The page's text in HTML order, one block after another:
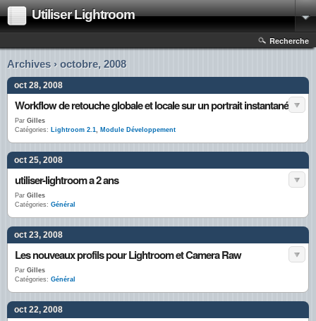
Utiliser Lightroom
Recherche
Archives › octobre, 2008
oct 28, 2008
Workflow de retouche globale et locale sur un portrait instantané
Par Gilles
Catégories: Lightroom 2.1, Module Développement
oct 25, 2008
utiliser-lightroom a 2 ans
Par Gilles
Catégories: Général
oct 23, 2008
Les nouveaux profils pour Lightroom et Camera Raw
Par Gilles
Catégories: Général
oct 22, 2008